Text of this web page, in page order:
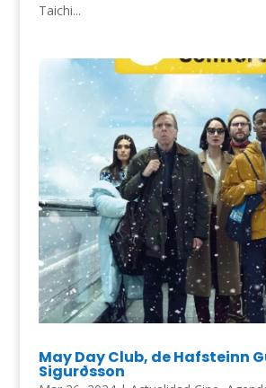
Taichi...
May Day Club, de Hafsteinn
Sigurðsson